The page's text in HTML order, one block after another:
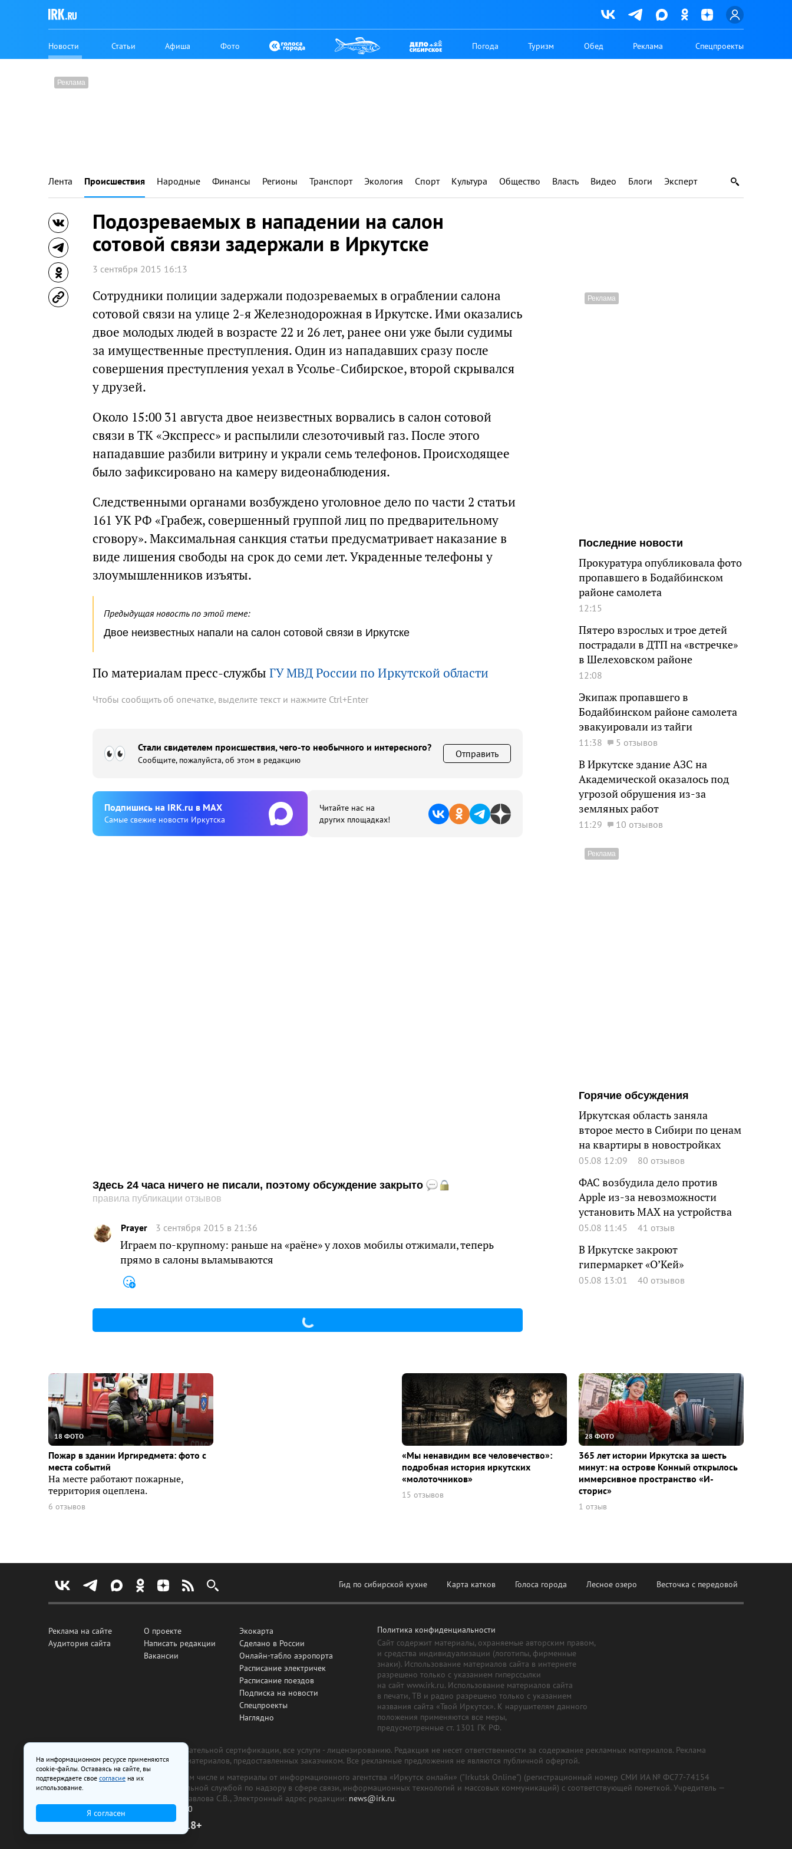
Новости Статьи Афиша Фото Погода Туризм Обед Реклама Спецпроекты
Лента Происшествия Народные Финансы Регионы Транспорт Экология Спорт Культура Общество Власть Видео Блоги Эксперт
Подозреваемых в нападении на салон
сотовой связи задержали в Иркутске
3 сентября 2015 16:13
Сотрудники полиции задержали подозреваемых в ограблении салона
сотовой связи на улице 2-я Железнодорожная в Иркутске. Ими оказались
двое молодых людей в возрасте 22 и 26 лет, ранее они уже были судимы
за имущественные преступления. Один из нападавших сразу после
совершения преступления уехал в Усолье-Сибирское, второй скрывался
у друзей.
Около 15:00 31 августа двое неизвестных ворвались в салон сотовой
связи в ТК «Экспресс» и распылили слезоточивый газ. После этого
нападавшие разбили витрину и украли семь телефонов. Происходящее
было зафиксировано на камеру видеонаблюдения.
Следственными органами возбуждено уголовное дело по части 2 статьи
161 УК РФ «Грабеж, совершенный группой лиц по предварительному
сговору». Максимальная санкция статьи предусматривает наказание в
виде лишения свободы на срок до семи лет. Украденные телефоны у
злоумышленников изъяты.
Предыдущая новость по этой теме:
Двое неизвестных напали на салон сотовой связи в Иркутске
По материалам пресс-службы ГУ МВД России по Иркутской области
Чтобы сообщить об опечатке, выделите текст и нажмите Ctrl+Enter
Стали свидетелем происшествия, чего-то необычного и интересного?
Сообщите, пожалуйста, об этом в редакцию
Отправить
Подпишиcь на IRK.ru в MAX
Cамые свежие новости Иркутска
Читайте нас на
других площадках!
Здесь 24 часа ничего не писали, поэтому обсуждение закрыто
правила публикации отзывов
Prayer 3 сентября 2015 в 21:36
Играем по-крупному: раньше на «раёне» у лохов мобилы отжимали, теперь
прямо в салоны вьламываются
Последние новости
Прокуратура опубликовала фото
пропавшего в Бодайбинском
районе самолета
12:15
Пятеро взрослых и трое детей
пострадали в ДТП на «встречке»
в Шелеховском районе
12:08
Экипаж пропавшего в
Бодайбинском районе самолета
эвакуировали из тайги
11:38 5 отзывов
В Иркутске здание АЗС на
Академической оказалось под
угрозой обрушения из-за
земляных работ
11:29 10 отзывов
Горячие обсуждения
Иркутская область заняла
второе место в Сибири по ценам
на квартиры в новостройках
05.08 12:09 80 отзывов
ФАС возбудила дело против
Apple из-за невозможности
установить MAX на устройства
05.08 11:45 41 отзыв
В Иркутске закроют
гипермаркет «О’Кей»
05.08 13:01 40 отзывов
18 ФОТО
Пожар в здании Иргиредмета: фото с
места событий
На месте работают пожарные,
территория оцеплена.
6 отзывов
«Мы ненавидим все человечество»:
подробная история иркутских
«молоточников»
15 отзывов
28 ФОТО
365 лет истории Иркутска за шесть
минут: на острове Конный открылось
иммерсивное пространство «И-
сторис»
1 отзыв
Гид по сибирской кухне Карта катков Голоса города Лесное озеро Весточка с передовой
Реклама на сайте
Аудитория сайта
О проекте
Написать редакции
Вакансии
Экокарта
Сделано в России
Онлайн-табло аэропорта
Расписание электричек
Расписание поездов
Подписка на новости
Спецпроекты
Наглядно
Политика конфиденциальности
Сайт содержит материалы, охраняемые авторским правом,
и средства индивидуализации (логотипы, фирменные
знаки). Использование материалов сайта в интернете
разрешено только с указанием гиперссылки
на сайт www.irk.ru. Использование материалов сайта
в печати, ТВ и радио разрешено только с указанием
названия сайта «Твой Иркутск». К нарушителям данного
положения применяются все меры,
предусмотренные ст. 1301 ГК РФ.
Все рекламные товары подлежат обязательной сертификации, все услуги - лицензированию. Редакция не несет ответственности за содержание рекламных материалов. Реклама
изготовлена и размещена на основе материалов, предоставленных заказчиком. Все рекламные предложения не являются публичной офертой.
На сайте www.irk.ru размещаются в том числе и материалы от информационного агентства «Иркутск онлайн» ("Irkutsk Online") (регистрационный номер СМИ ИА № ФС77-74154
от 29 октября 2018 г., выдан Федеральной службой по надзору в сфере связи, информационных технологий и массовых коммуникаций) с соответствующей пометкой. Учредитель —
ООО «Ирк.ру». Главный редактор — Павлова С.В., Электронный адрес редакции: news@irk.ru.
Телефон редакции:
+7 (3952) 48-88-50
18+
На информационном ресурсе применяются
cookie-файлы. Оставаясь на сайте, вы
подтверждаете свое согласие на их
использование.
Я согласен